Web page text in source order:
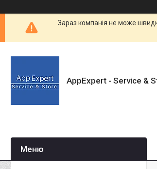
Зараз компанія не може
AppExpert - Service &